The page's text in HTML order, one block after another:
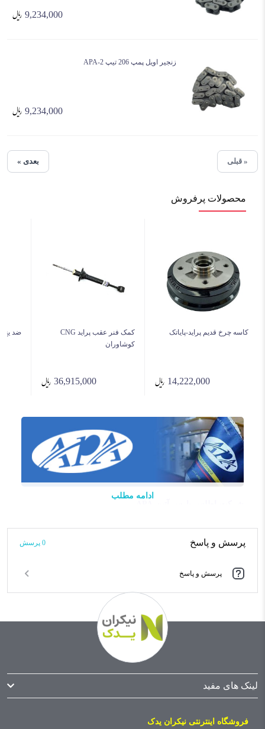
9,234,000
زنجیر اویل پمپ 206 تیپ 2-APA
9,234,000
« قبلی بعدی »
محصولات پرفروش
کاسه چرخ قدیم پراید-پایاتک
14,222,000
کمک فنر عقب پراید CNG
کوشاوران
36,915,000
ضد یخ
شرکت اطلس پارس آتین با نشان تجاری APA در سال ٩٢ ثبت
و با همکاری جمعی از قطعه سازان و مدیران با سابقه صنعت
قطعات خودرو با کیفیت OEM، نیاز بازار را با پویش مستمر
بازار، کسب اطلاعات و انتقال اطلاعات به تولیدکننده شناسایی
می کند و تولیدات و محصولات خود را با کیفیتی مطلوب در
اختیار مصرف کننده قرار می دهد. ارتباط ایجاد شده بین تیم
فروش و بازاریابی گروه APA و تیم تحقیق و توسعه
تولیدکنندگان باعث ایجاد محصولات جدیدی طی مدت همکاری
است. تیم تامین این مجموعه تمرکز خود را بر تامین قطعات
ادامه مطلب
پرسش و پاسخ 0 پرسش‌
پرسش و پاسخ
لینک های مفید
فروشگاه اینترنتی نیکران یدک